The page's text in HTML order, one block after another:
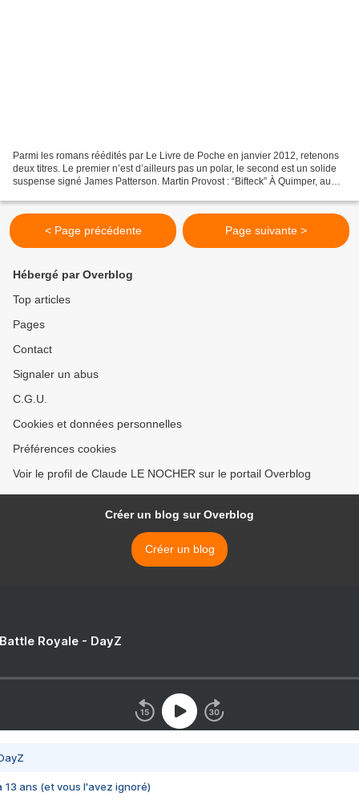
Parmi les romans réédités par Le Livre de Poche en janvier 2012, retenons
deux titres. Le premier n’est d’ailleurs pas un polar, le second est un solide
suspense signé James Patterson. Martin Provost : “Bifteck” À Quimper, au
< Page précédente Page suivante >
Hébergé par Overblog
Top articles
Pages
Contact
Signaler un abus
C.G.U.
Cookies et données personnelles
Préférences cookies
Voir le profil de Claude LE NOCHER sur le portail Overblog
Créer un blog sur Overblog
Créer un blog
Royale - DayZ
13 ans (et vous l'avez ignoré)